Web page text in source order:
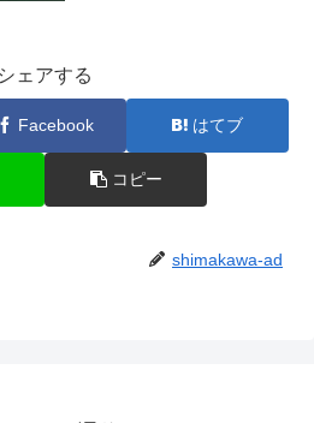
シェアする
Facebook はてブ
コピー
shimakawa-ad